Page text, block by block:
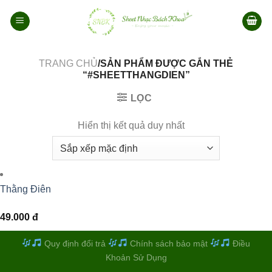
qua
TRANG CHỦ/SẢN PHẨM ĐƯỢC GẮN THẺ
“#SHEETTHANGDIEN”
LỌC
Hiển thị kết quả duy nhất
Thằng Điên
49.000 đ
Quy định đổi trả Chính sách bảo mật
Điều
Khoản Sử Dụng